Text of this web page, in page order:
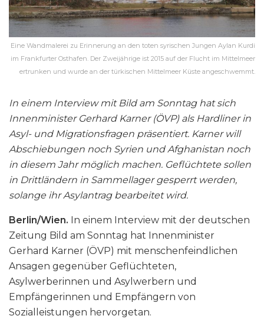
Eine Wandmalerei zu Erinnerung an den toten syrischen Jungen Aylan Kurdi
im Frankfurter Osthafen. Der Zweijährige ist 2015 auf der Flucht im Mittelmeer
ertrunken und wurde an der türkischen Mittelmeer Küste angeschwemmt.
In einem Interview mit Bild am Sonntag hat sich
Innenminister Gerhard Karner (ÖVP) als Hardliner in
Asyl- und Migrationsfragen präsentiert. Karner will
Abschiebungen noch Syrien und Afghanistan noch
in diesem Jahr möglich machen. Geflüchtete sollen
in Drittländern in Sammellager gesperrt werden,
solange ihr Asylantrag bearbeitet wird.
Berlin/Wien. In einem Interview mit der deutschen
Zeitung Bild am Sonntag hat Innenminister
Gerhard Karner (ÖVP) mit menschenfeindlichen
Ansagen gegenüber Geflüchteten,
Asylwerberinnen und Asylwerbern und
Empfängerinnen und Empfängern von
Sozialleistungen hervorgetan.